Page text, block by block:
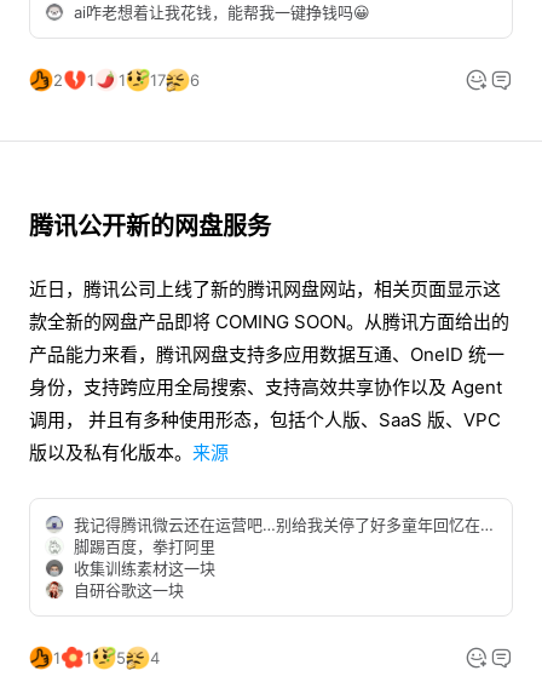
ai咋老想着让我花钱，能帮我一键挣钱吗😀
2 1 1 17 6
腾讯公开新的网盘服务
近日，腾讯公司上线了新的腾讯网盘网站，相关页面显示这
款全新的网盘产品即将 COMING SOON。从腾讯方面给出的
产品能力来看，腾讯网盘支持多应用数据互通、OneID 统一
身份，支持跨应用全局搜索、支持高效共享协作以及 Agent
调用， 并且有多种使用形态，包括个人版、SaaS 版、VPC
版以及私有化版本。 来源
我记得腾讯微云还在运营吧…别给我关停了好多童年回忆在上面存着🫠
脚踢百度，拳打阿里
收集训练素材这一块
自研谷歌这一块
1 1 5 4